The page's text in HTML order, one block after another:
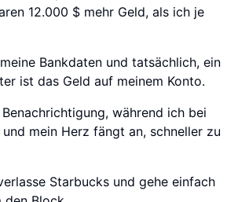
12.000 $ mehr Geld, als ich je
Bankdaten und tatsächlich, ein
ist das Geld auf meinem Konto.
während ich bei
mein Herz fängt an, schneller zu
Starbucks und gehe einfach